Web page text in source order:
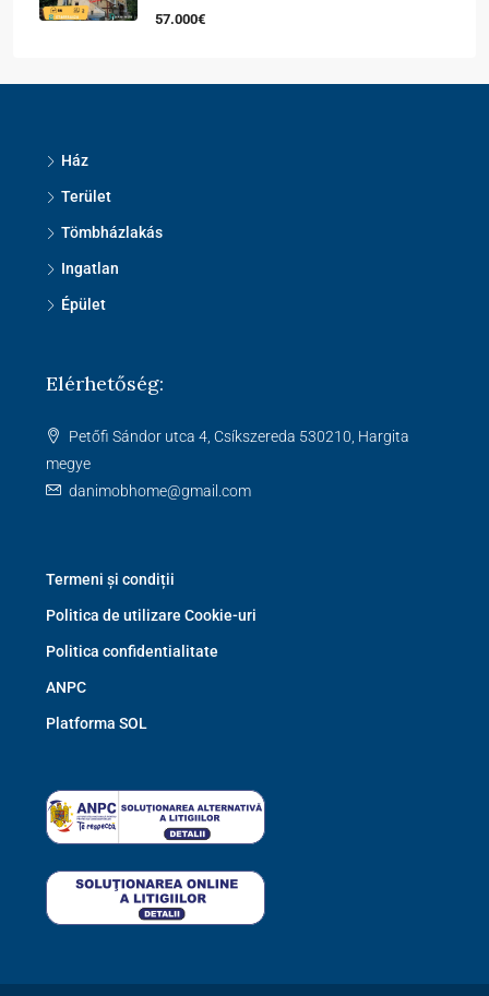
57.000€
Ház
Terület
Tömbházlakás
Ingatlan
Épület
Elérhetőség:
Petőfi Sándor utca 4, Csíkszereda 530210, Hargita
megye
danimobhome@gmail.com
Termeni și condiții
Politica de utilizare Cookie-uri
Politica confidentialitate
ANPC
Platforma SOL